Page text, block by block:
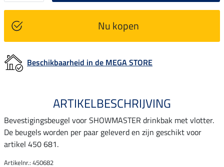
Nu kopen
Beschikbaarheid in de MEGA STORE
ARTIKELBESCHRIJVING
Bevestigingsbeugel voor SHOWMASTER drinkbak met vlotter.
De beugels worden per paar geleverd en zijn geschikt voor
artikel 450 681.
Artikelnr.: 450682